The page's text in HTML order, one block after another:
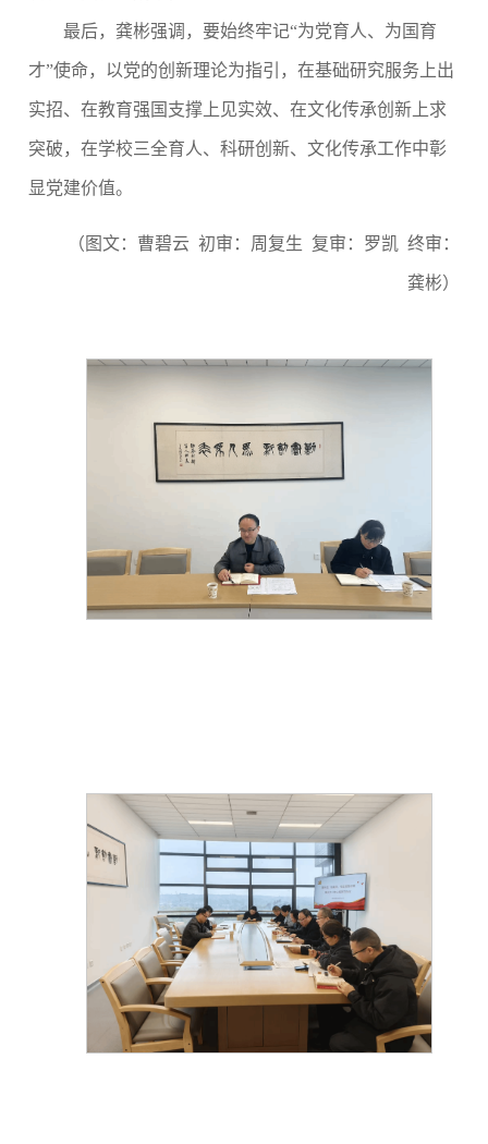
最后，龚彬强调，要始终牢记“为党育人、为国育
才”使命，以党的创新理论为指引，在基础研究服务上出
实招、在教育强国支撑上见实效、在文化传承创新上求
突破，在学校三全育人、科研创新、文化传承工作中彰
显党建价值。
（图文：曹碧云 初审：周复生 复审：罗凯 终审：
龚彬）